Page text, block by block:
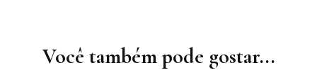
postVocê também pode gostar...